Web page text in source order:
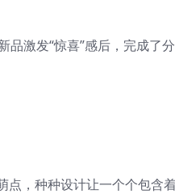
品激发“惊喜”感后，完成了
点，种种设计让一个个包含